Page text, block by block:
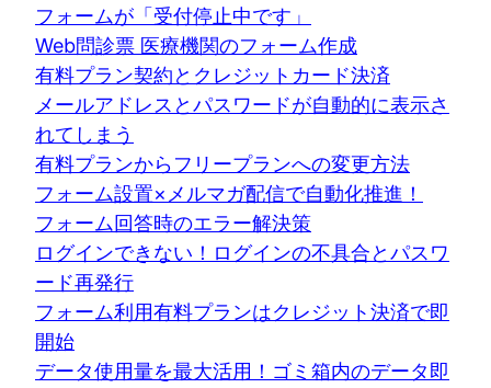
フォームが「受付停止中です」
Web問診票 医療機関のフォーム作成
有料プラン契約とクレジットカード決済
メールアドレスとパスワードが自動的に表示さ
れてしまう
有料プランからフリープランへの変更方法
フォーム設置×メルマガ配信で自動化推進！
フォーム回答時のエラー解決策
ログインできない！ログインの不具合とパスワ
ード再発行
フォーム利用有料プランはクレジット決済で即
開始
データ使用量を最大活用！ゴミ箱内のデータ即